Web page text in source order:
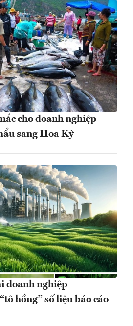
cho doanh nghiệp
sang Hoa Kỳ
doanh nghiệp
hồng” số liệu báo cáo